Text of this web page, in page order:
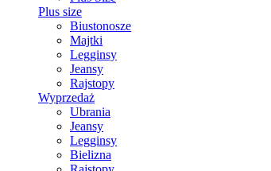
Plus size
Biustonosze
Majtki
Legginsy
Jeansy
Rajstopy
Wyprzedaż
Ubrania
Jeansy
Legginsy
Bielizna